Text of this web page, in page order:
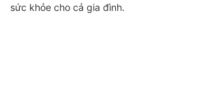
sức khỏe cho cả gia đình.